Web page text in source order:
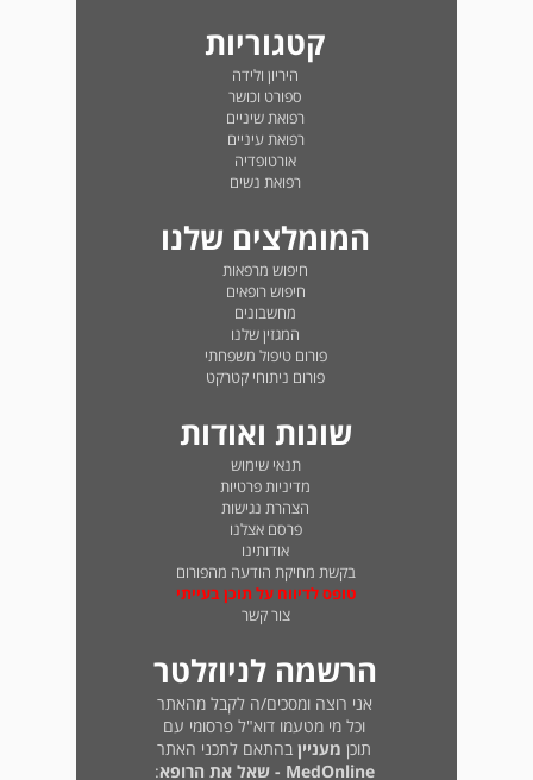
קטגוריות
היריון ולידה
ספורט וכושר
רפואת שיניים
רפואת עיניים
אורטופדיה
רפואת נשים
המומלצים שלנו
חיפוש מרפאות
חיפוש רופאים
מחשבונים
המגזין שלנו
פורום טיפול משפחתי
פורום ניתוחי קטרקט
שונות ואודות
תנאי שימוש
מדיניות פרטיות
הצהרת נגישות
פרסם אצלנו
אודותינו
בקשת מחיקת הודעה מהפורום
טופס לדיווח על תוכן בעייתי
צור קשר
הרשמה לניוזלטר
אני רוצה ומסכים/ה לקבל מהאתר
וכל מי מטעמו דוא"ל פרסומי עם
תוכן מעניין בהתאם לתכני האתר
MedOnline - שאל את הרופא
: